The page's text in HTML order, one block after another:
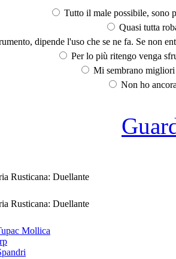
Tutto il male possibile, sono
Quasi tutta
dipende l'uso che se ne fa. Se non
Per lo più ritengo venga
Mi sembrano
Non ho
Rusticana: Duellante
Rusticana: Duellante
Mollica